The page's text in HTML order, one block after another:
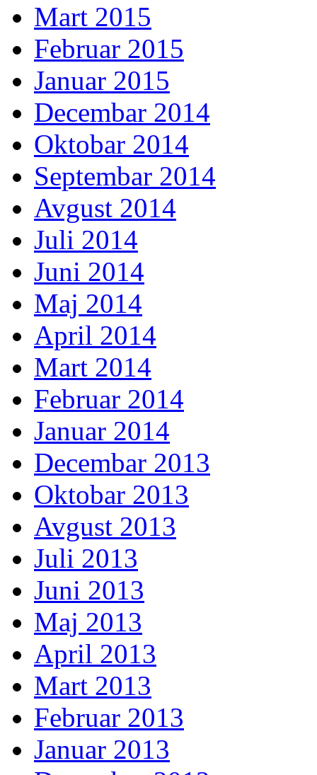
Mart 2015
Februar 2015
Januar 2015
Decembar 2014
Oktobar 2014
Septembar 2014
Avgust 2014
Juli 2014
Juni 2014
Maj 2014
April 2014
Mart 2014
Februar 2014
Januar 2014
Decembar 2013
Oktobar 2013
Avgust 2013
Juli 2013
Juni 2013
Maj 2013
April 2013
Mart 2013
Februar 2013
Januar 2013